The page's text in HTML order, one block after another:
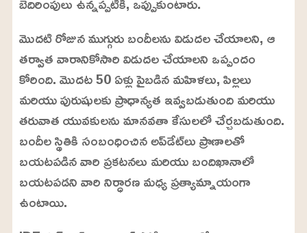
మొదటి రోజున ముగ్గురు బందీలను విడుదల చేయాలని, ఆ
తర్వాత వారానికోసారి విడుదల చేయాలని ఒప్పందం
కోరింది. మొదట 50 ఏళ్లు పైబడిన మహిళలు, పిల్లలు
మరియు పురుషులకు ప్రాధాన్యత ఇవ్వబడుతుంది మరియు
తరువాత యువకులను మానవతా కేసులలో చేర్చబడుతుంది.
బందీల స్థితికి సంబంధించిన అప్‌డేట్‌లు ప్రాణాలతో
బయటపడిన వారి ప్రకటనలు మరియు బందిఖానాలో
బయటపడని వారి నిర్ధారణ మధ్య ప్రత్యామ్నాయంగా
ఉంటాయి.